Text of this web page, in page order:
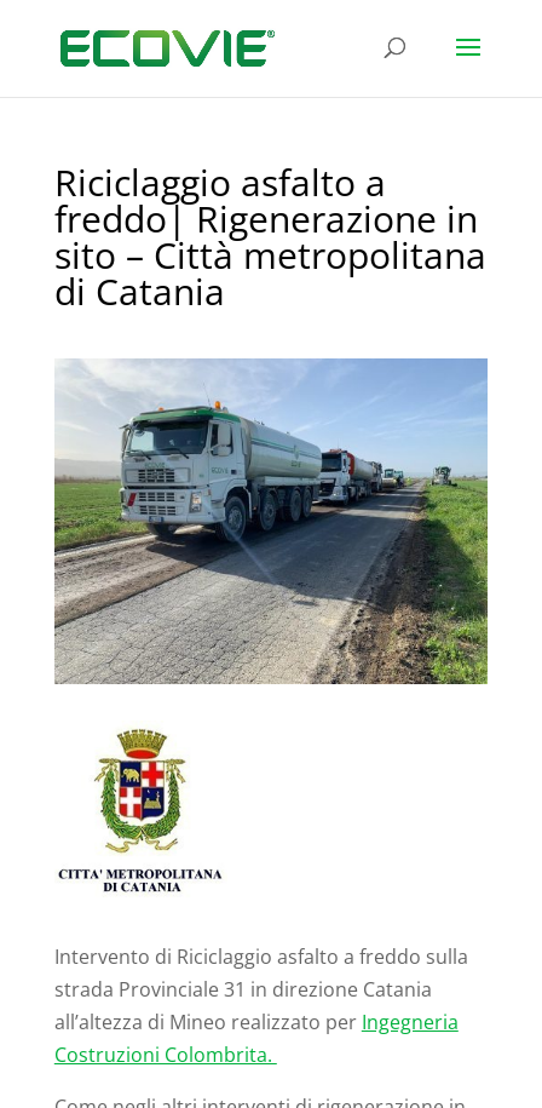
Riciclaggio asfalto a
freddo| Rigenerazione in
sito – Città metropolitana
di Catania
Intervento di Riciclaggio asfalto a freddo sulla
strada Provinciale 31 in direzione Catania
all’altezza di Mineo realizzato per Ingegneria
Costruzioni Colombrita.